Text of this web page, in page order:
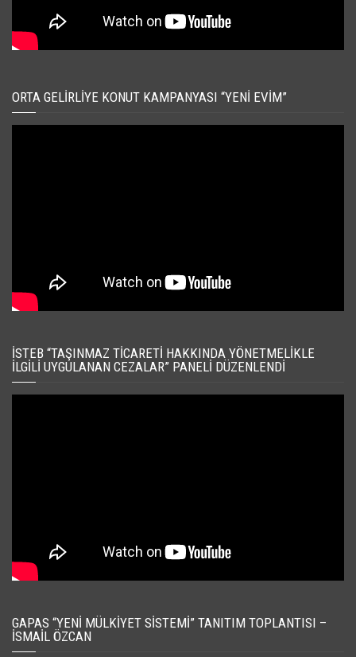
ORTA GELIRLIYE KONUT KAMPANYASI “YENI EVIM”
İSTEB “TAŞINMAZ TICARETI HAKKINDA YÖNETMELIKLE
İLGILI UYGULANAN CEZALAR” PANELI DÜZENLENDI
GAPAS “YENI MÜLKIYET SISTEMI” TANITIM TOPLANTISI –
İSMAIL ÖZCAN